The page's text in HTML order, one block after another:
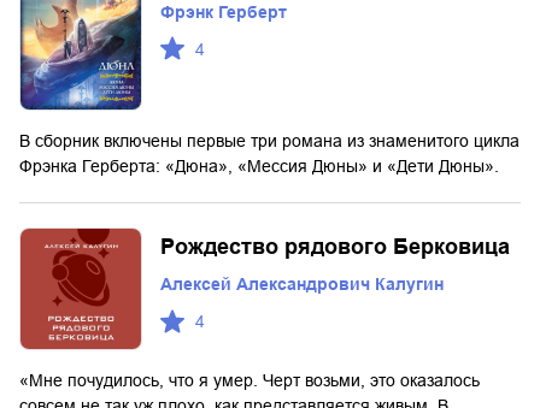
Фрэнк Герберт
4
В сборник включены первые три романа из знаменитого цикла
Фрэнка Герберта: «Дюна», «Мессия Дюны» и «Дети Дюны».
Рождество рядового Берковица
Алексей Александрович Калугин
4
«Мне почудилось, что я умер. Черт возьми, это оказалось